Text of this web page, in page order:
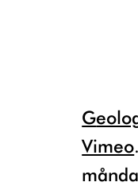
Vimeo